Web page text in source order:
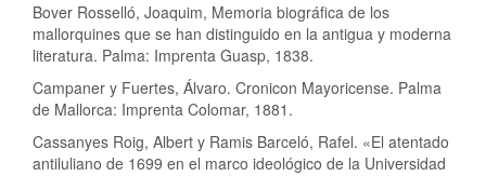
Bover Rosselló, Joaquim, Memoria biográfica de los
mallorquines que se han distinguido en la antigua y moderna
literatura. Palma: Imprenta Guasp, 1838.
Campaner y Fuertes, Álvaro. Cronicon Mayoricense. Palma
de Mallorca: Imprenta Colomar, 1881.
Cassanyes Roig, Albert y Ramis Barceló, Rafel. «El atentado
antiluliano de 1699 en el marco ideológico de la Universidad